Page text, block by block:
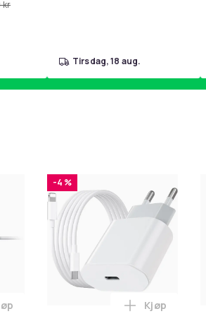
kr
tirsdag, 18 aug.
Balances Scalp & Controls
Lader for Macbook /
-4 %
Legg
Kjøp